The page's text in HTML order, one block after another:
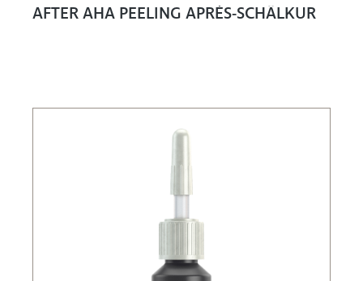
AFTER AHA PEELING APRÉS-SCHÄLKUR